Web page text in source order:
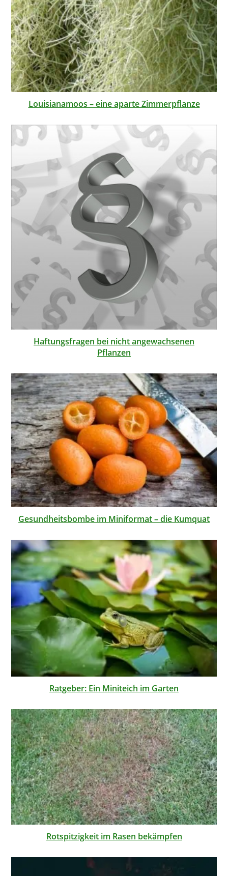
Louisianamoos – eine aparte Zimmerpflanze
Haftungsfragen bei nicht angewachsenen
Pflanzen
Gesundheitsbombe im Miniformat – die Kumquat
Ratgeber: Ein Miniteich im Garten
Rotspitzigkeit im Rasen bekämpfen